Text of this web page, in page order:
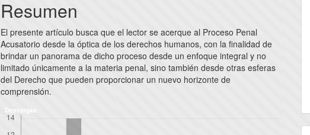
del
artículo
Resumen
El presente artículo busca que el lector se acerque al Proceso Penal
Acusatorio desde la óptica de los derechos humanos, con la finalidad de
brindar un panorama de dicho proceso desde un enfoque integral y no
limitado únicamente a la materia penal, sino también desde otras esferas
del Derecho que pueden proporcionar un nuevo horizonte de
comprensión.
Descargas